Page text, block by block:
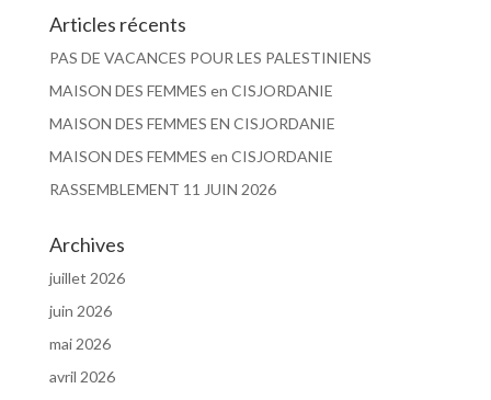
Articles récents
PAS DE VACANCES POUR LES PALESTINIENS
MAISON DES FEMMES en CISJORDANIE
MAISON DES FEMMES EN CISJORDANIE
MAISON DES FEMMES en CISJORDANIE
RASSEMBLEMENT 11 JUIN 2026
Archives
juillet 2026
juin 2026
mai 2026
avril 2026